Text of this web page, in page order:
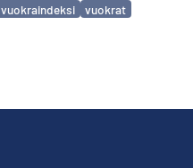
vuokraindeksi vuokrat